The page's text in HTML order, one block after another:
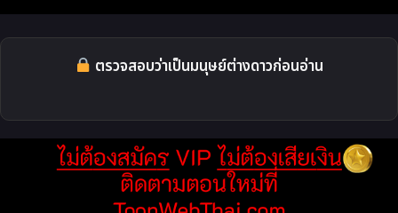
ตรวจสอบว่าเป็นมนุษย์ต่างดาวก่อนอ่าน